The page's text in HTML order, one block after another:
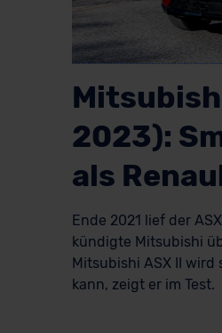
2023):
als
Ende 2021 lief der
kündigte Mitsubishi
Mitsubishi ASX II wird
kann, zeigt er im Test.